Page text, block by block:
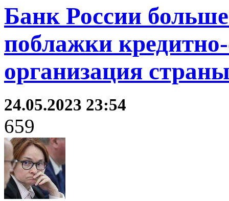
Банк России
поблажки
организация
24.05.2023 23:54
659